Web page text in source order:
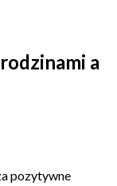
a
pozytywne